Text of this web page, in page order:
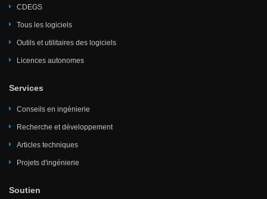
CDEGS
Tous les logiciels
Outils et utilitaires des logiciels
Licences autonomes
Services
Conseils en ingénierie
Recherche et développement
Articles techniques
Projets d'ingénierie
Soutien